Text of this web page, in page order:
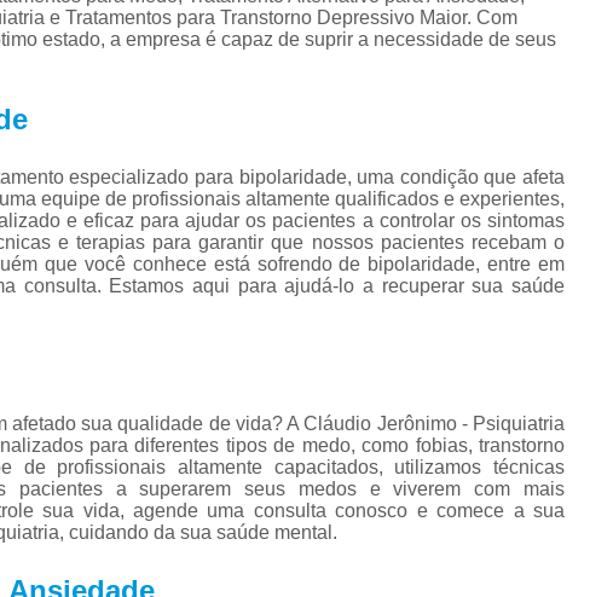
Tratamento
Tratamento de
Tratamento de
Tratamento
Tratamento
Tratamento para
Tratamento para
Tratamento para
e Tratamentos para Transtorno Depressivo Maior. Com
estado, a empresa é capaz de suprir a necessidade de seus
especializado para bipolaridade, uma condição que afeta
equipe de profissionais altamente qualificados e experientes,
e eficaz para ajudar os pacientes a controlar os sintomas
e terapias para garantir que nossos pacientes recebam o
que você conhece está sofrendo de bipolaridade, entre em
consulta. Estamos aqui para ajudá-lo a recuperar sua saúde
afetado sua qualidade de vida? A Cláudio Jerônimo - Psiquiatria
para diferentes tipos de medo, como fobias, transtorno
profissionais altamente capacitados, utilizamos técnicas
pacientes a superarem seus medos e viverem com mais
sua vida, agende uma consulta conosco e comece a sua
cuidando da sua saúde mental.